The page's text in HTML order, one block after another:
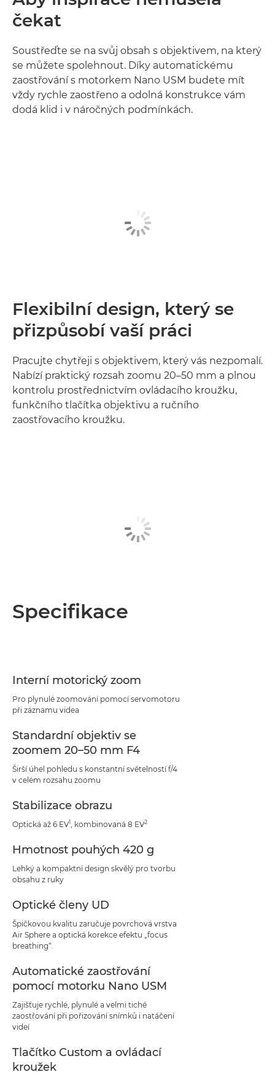
čekat
Soustřeďte se na svůj obsah s objektivem, na který
se můžete spolehnout. Díky automatickému
zaostřování s motorkem Nano USM budete mít
vždy rychle zaostřeno a odolná konstrukce vám
dodá klid i v náročných podmínkách.
Flexibilní design, který se
přizpůsobí vaší práci
Pracujte chytřeji s objektivem, který vás nezpomalí.
Nabízí praktický rozsah zoomu 20–50 mm a plnou
kontrolu prostřednictvím ovládacího kroužku,
funkčního tlačítka objektivu a ručního
zaostřovacího kroužku.
Specifikace
Interní motorický zoom
Pro plynulé zoomování pomocí servomotoru
při záznamu videa
Standardní objektiv se
zoomem 20–50 mm F4
Širší úhel pohledu s konstantní světelností f/4
v celém rozsahu zoomu
Stabilizace obrazu
Optická až 6 EV1 , kombinovaná 8 EV2
Hmotnost pouhých 420 g
Lehký a kompaktní design skvělý pro tvorbu
obsahu z ruky
Optické členy UD
Špičkovou kvalitu zaručuje povrchová vrstva
Air Sphere a optická korekce efektu „focus
breathing“.
Automatické zaostřování
pomocí motorku Nano USM
Zajišťuje rychlé, plynulé a velmi tiché
zaostřování při pořizování snímků i natáčení
videí
Tlačítko Custom a ovládací
kroužek